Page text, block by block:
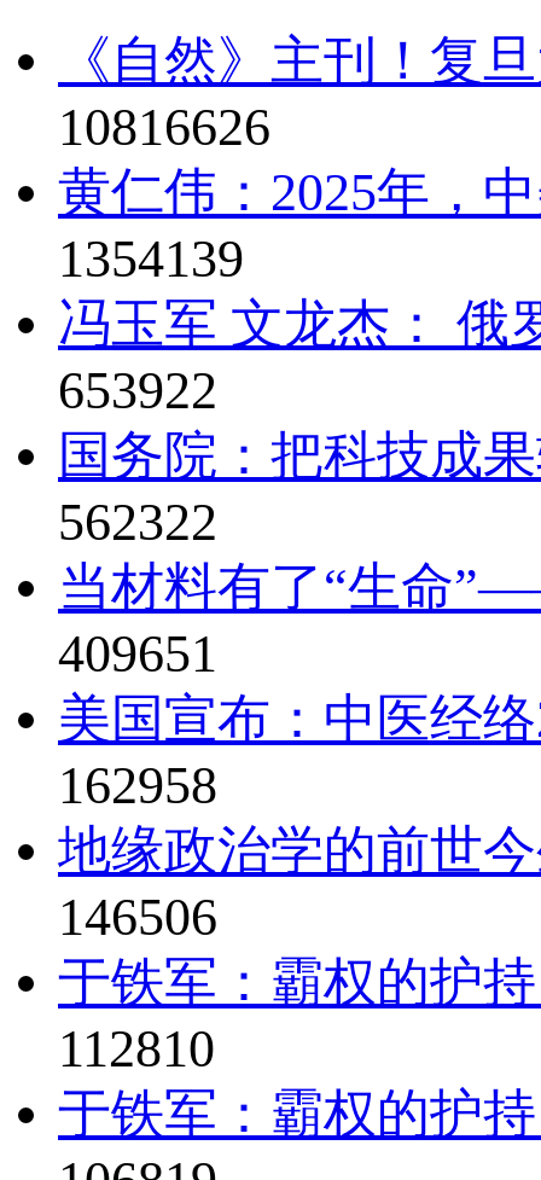
《自然》主刊！复
10816626
黄仁伟：2025年，
1354139
冯玉军 文龙杰： 俄
653922
国务院：把科技成
562322
当材料有了“生命
409651
美国宣布：中医经
162958
地缘政治学的前世
146506
于铁军：霸权的护
112810
于铁军：霸权的护